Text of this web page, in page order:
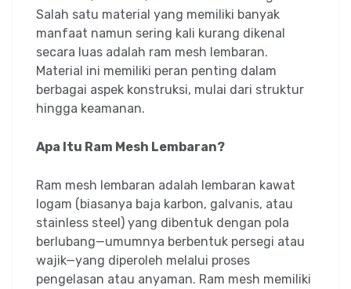
Salah satu material yang memiliki banyak
manfaat namun sering kali kurang dikenal
secara luas adalah ram mesh lembaran.
Material ini memiliki peran penting dalam
berbagai aspek konstruksi, mulai dari struktur
hingga keamanan.
Apa Itu Ram Mesh Lembaran?
Ram mesh lembaran adalah lembaran kawat
logam (biasanya baja karbon, galvanis, atau
stainless steel) yang dibentuk dengan pola
berlubang—umumnya berbentuk persegi atau
wajik—yang diperoleh melalui proses
pengelasan atau anyaman. Ram mesh memiliki